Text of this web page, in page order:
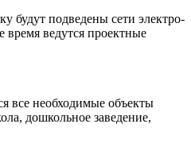
будут подведены сети электро-
время ведутся проектные
все необходимые объекты
дошкольное заведение,